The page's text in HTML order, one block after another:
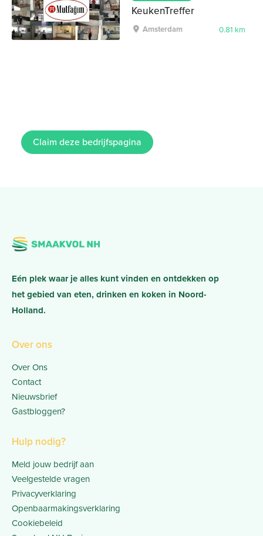
KeukenTreffer
Amsterdam 0.81 km
Claim deze bedrijfspagina
Eén plek waar je alles kunt vinden en ontdekken op
het gebied van eten, drinken en koken in Noord-
Holland.
Over ons
Over Ons
Contact
Nieuwsbrief
Gastbloggen?
Hulp nodig?
Meld jouw bedrijf aan
Veelgestelde vragen
Privacyverklaring
Openbaarmakingsverklaring
Cookiebeleid